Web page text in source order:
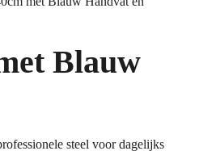
Blauw
steel voor dagelijks